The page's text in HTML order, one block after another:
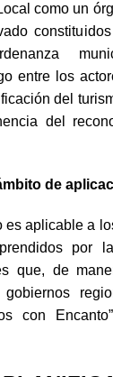
como un
entre los
del
del
de
es aplicable a
por
que, de
con